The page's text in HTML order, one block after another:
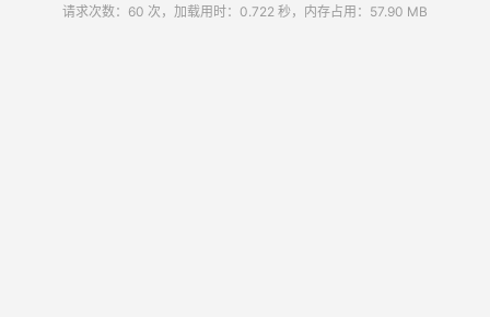
请求次数：60 次，加载用时：0.722 秒，内存占用：57.90 MB